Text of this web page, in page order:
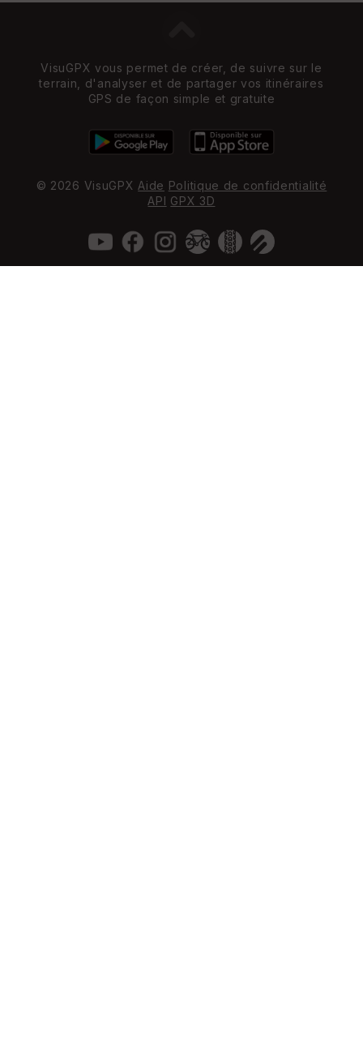
VisuGPX vous permet de créer, de suivre sur le
terrain, d'analyser et de partager vos itinéraires
GPS de façon simple et gratuite
© 2026 VisuGPX Aide Politique de confidentialité
API GPX 3D